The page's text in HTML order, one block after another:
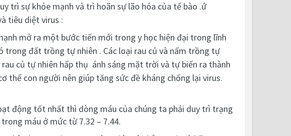
trì sự khỏe mạnh và trì hoãn sự lão hóa của tế bào .ứ
tiêu diệt virus :
mở ra một bước tiến mới trong y học hiện đại trong lĩnh
đất trồng tự nhiên . Các loại rau củ và nấm trồng tự
củ tự nhiên hấp thụ ánh sáng mặt trời và tự biến ra thành
thể con người nên giúp tăng sức đề kháng chống lại virus.
động tốt nhất thì dòng máu của chúng ta phải duy trì trạng
máu ở mức từ 7.32 – 7.44.